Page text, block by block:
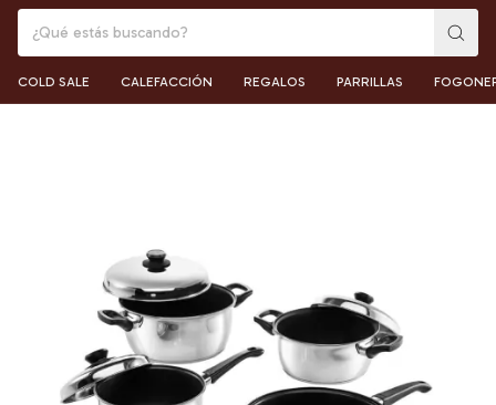
COLD SALE CALEFACCIÓN REGALOS PARRILLAS